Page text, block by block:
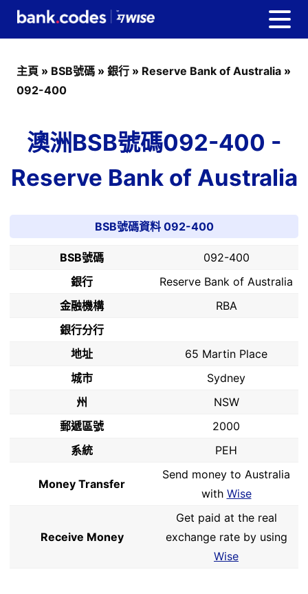
主頁 » BSB號碼 » 銀行 » Reserve Bank of Australia »
092-400
澳洲BSB號碼092-400 -
Reserve Bank of Australia
BSB號碼資料 092-400
BSB號碼
092-400
銀行
Reserve Bank of Australia
金融機構
RBA
銀行分行
地址
65 Martin Place
城市
Sydney
州
NSW
郵遞區號
2000
系統
PEH
Money Transfer
Send money to Australia
with Wise
Receive Money
Get paid at the real
exchange rate by using
Wise